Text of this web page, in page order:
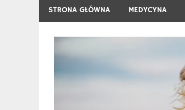
STRONA GŁÓWNA MEDYCYNA